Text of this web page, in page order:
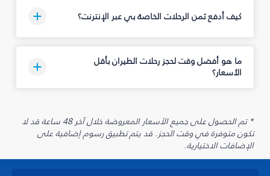
كيف أدفع ثمن الرحلات الخاصة بي عبر الإنترنت؟
ما هو أفضل وقت لحجز رحلات الطيران بأقل
الأسعار؟
* تم الحصول على جميع الأسعار المعروضة خلال آخر 48 ساعة قد لا
تكون متوفرة في وقت الحجز. قد يتم تطبيق رسوم إضافية على
الإضافات الاختيارية.